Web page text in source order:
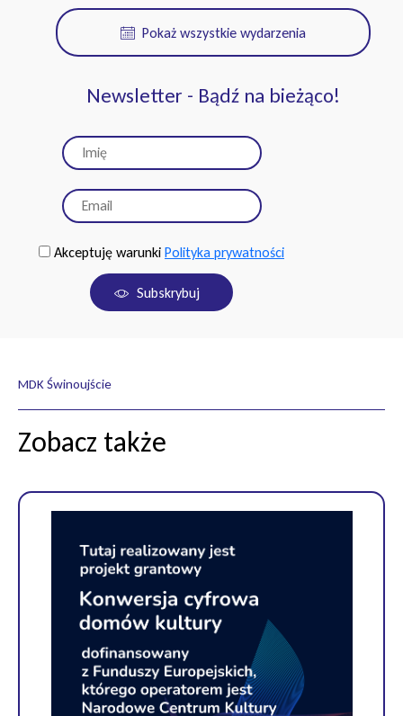
Pokaż wszystkie wydarzenia
Newsletter - Bądź na bieżąco!
Akceptuję warunki Polityka prywatności
Subskrybuj
MDK Świnoujście
Zobacz także